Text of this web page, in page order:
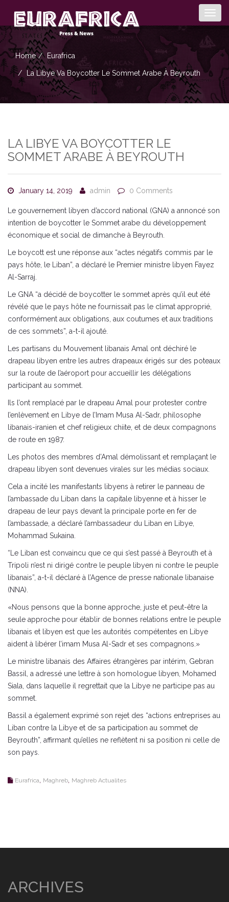
Home Eurafrica
La Libye Va Boycotter Le Sommet Arabe À Beyrouth
LA LIBYE VA BOYCOTTER LE
SOMMET ARABE À BEYROUTH
January 14, 2019 admin 0 Comments
Le gouvernement libyen d’accord national (GNA) a annoncé son
intention de boycotter le Sommet arabe du développement
économique et social de dimanche à Beyrouth.
Le boycott est une réponse aux “actes négatifs commis par le
pays hôte, le Liban”, a déclaré le Premier ministre libyen Fayez
Al-Sarraj.
Le GNA “a décidé de boycotter le sommet après qu’il eut été
révélé que le pays hôte ne fournissait pas le climat approprié,
conformément aux obligations, aux coutumes et aux traditions
de ces sommets”, a-t-il ajouté.
Les partisans du Mouvement libanais Amal ont déchiré le
drapeau libyen entre les autres drapeaux érigés sur des poteaux
sur la route de l’aéroport pour accueillir les délégations
participant au sommet.
Ils l’ont remplacé par le drapeau Amal pour protester contre
l’enlèvement en Libye de l’Imam Musa Al-Sadr, philosophe
libanais-iranien et chef religieux chiite, et de deux compagnons
de route en 1987.
Les photos des membres d’Amal démolissant et remplaçant le
drapeau libyen sont devenues virales sur les médias sociaux.
Cela a incité les manifestants libyens à retirer le panneau de
l’ambassade du Liban dans la capitale libyenne et à hisser le
drapeau de leur pays devant la principale porte en fer de
l’ambassade, a déclaré l’ambassadeur du Liban en Libye,
Mohammad Sukaina.
“Le Liban est convaincu que ce qui s’est passé à Beyrouth et à
Tripoli n’est ni dirigé contre le peuple libyen ni contre le peuple
libanais”, a-t-il déclaré à l’Agence de presse nationale libanaise
(NNA).
«Nous pensons que la bonne approche, juste et peut-être la
seule approche pour établir de bonnes relations entre le peuple
libanais et libyen est que les autorités compétentes en Libye
aident à libérer l’imam Musa Al-Sadr et ses compagnons.»
Le ministre libanais des Affaires étrangères par intérim, Gebran
Bassil, a adressé une lettre à son homologue libyen, Mohamed
Siala, dans laquelle il regrettait que la Libye ne participe pas au
sommet.
Bassil a également exprimé son rejet des “actions entreprises au
Liban contre la Libye et de sa participation au sommet de
Beyrouth”, affirmant qu’elles ne reflètent ni sa position ni celle de
son pays.
Eurafrica Maghreb Maghreb Actualites
ARCHIVES